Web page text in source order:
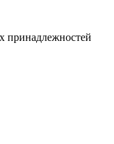
принадлежностей